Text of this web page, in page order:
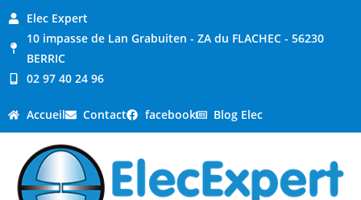
Elec Expert
10 impasse de Lan Grabuiten - ZA du FLACHEC - 56230
BERRIC
02 97 40 24 96
Accueil Contact facebook Blog Elec